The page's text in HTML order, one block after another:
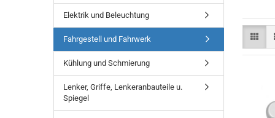
Elektrik und Beleuchtung
Fahrgestell und Fahrwerk
Kühlung und Schmierung
Lenker, Griffe, Lenkeranbauteile u.
Spiegel